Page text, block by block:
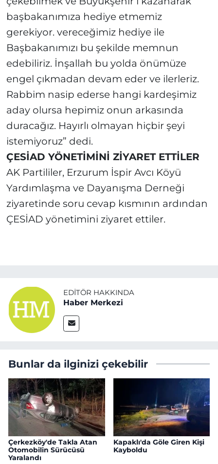
başbakanımıza hediye etmemiz
gerekiyor. vereceğimiz hediye ile
Başbakanımızı bu şekilde memnun
edebiliriz. İnşallah bu yolda önümüze
engel çıkmadan devam eder ve ilerleriz.
Rabbim nasip ederse hangi kardeşimiz
aday olursa hepimiz onun arkasında
duracağız. Hayırlı olmayan hiçbir şeyi
istemiyoruz” dedi.
ÇESİAD YÖNETİMİNİ ZİYARET ETTİLER
AK Partililer, Erzurum İspir Avcı Köyü
Yardımlaşma ve Dayanışma Derneği
ziyaretinde soru cevap kısmının ardından
ÇESİAD yönetimini ziyaret ettiler.
EDITÖR HAKKINDA
Haber Merkezi
Bunlar da ilginizi çekebilir
Çerkezköy'de Takla Atan
Otomobilin Sürücüsü
Yaralandı
Kapaklı'da Göle Giren Kişi
Kayboldu